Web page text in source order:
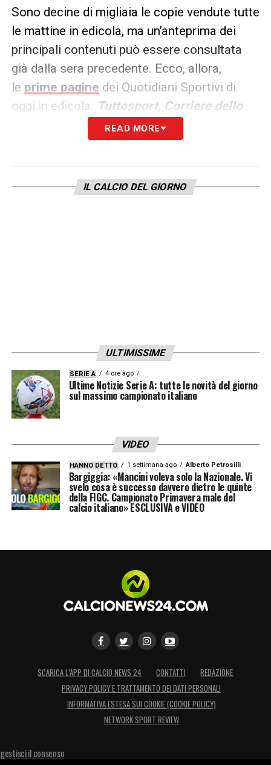
Sono decine di migliaia le copie vendute tutte
le mattine in edicola, ma un’anteprima dei
principali contenuti può essere consultata
già dalla sera precedente. Ecco, allora,
le prime pagine dei Quotidiani Sportivi di
oggi in edicola.
Tuttosport, Corriere dello
Sport e La Gazzetta dello
rappresentano i principali quotidiani
giorno tanto per gli addetti ai lavori quanto
per gli appassionati.
READ MORE
IL CALCIO DEL GIORNO
ULTIMISSIME
SERIE A 4 ore ago
Ultime Notizie Serie A: tutte le novità del giorno
sul massimo campionato italiano
VIDEO
HANNO DETTO 1 settimana ago Alberto Petrosilli
Bargiggia: «Mancini voleva solo la Nazionale. Vi
svelo cosa è successo davvero dietro le quinte
della FIGC. Campionato Primavera male del
calcio italiano» ESCLUSIVA e VIDEO
SCARICA L’APP DI CALCIO NEWS 24 CONTATTI
REDAZIONE
PRIVACY POLICY E TRATTAMENTO DEI DATI PERSONALI
INFORMATIVA ESTESA SUI COOKIE (COOKIE POLICY)
NETWORK SPORT REVIEW
gestisci il consenso